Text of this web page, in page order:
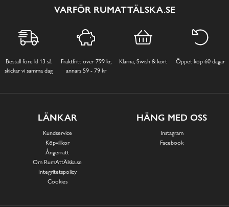
VARFÖR RUMATTÄLSKA.SE
Beställ före kl 13 så
skickar vi samma dag
Fraktfritt över 799 kr,
annars 59 - 79 kr
Klarna, Swish & kort Öppet köp 60 dagar
LÄNKAR
Kundservice
Köpvillkor
Ångerrätt
Om RumAttÄlska.se
Integritetspolicy
Cookies
HÄNG MED OSS
Instagram
Facebook